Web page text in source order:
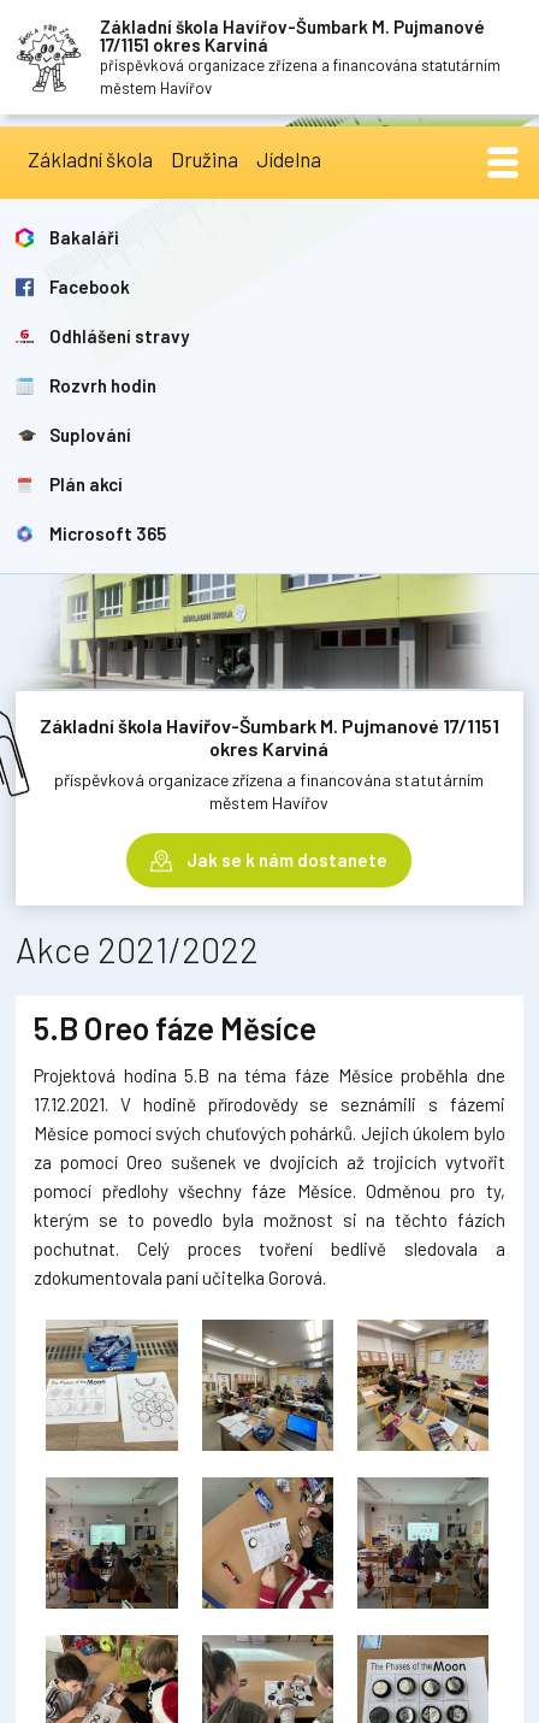
Základní škola Havířov-Šumbark M. Pujmanové
17/1151 okres Karviná
příspěvková organizace zřízena a financována statutárním
městem Havířov
Základní škola Družina Jídelna
Bakaláři
Facebook
Odhlášení stravy
Rozvrh hodin
Suplování
Plán akcí
Microsoft 365
Základní škola Havířov-Šumbark M. Pujmanové 17/1151
okres Karviná
příspěvková organizace zřízena a financována statutárním
městem Havířov
Jak se k nám dostanete
Akce 2021/2022
5.B Oreo fáze Měsíce
Projektová hodina 5.B na téma fáze Měsíce proběhla dne
17.12.2021. V hodině přírodovědy se seznámili s fázemi
Měsíce pomocí svých chuťových pohárků. Jejich úkolem bylo
za pomocí Oreo sušenek ve dvojicích až trojicích vytvořit
pomocí předlohy všechny fáze Měsíce. Odměnou pro ty,
kterým se to povedlo byla možnost si na těchto fázích
pochutnat. Celý proces tvoření bedlivě sledovala a
zdokumentovala paní učitelka Gorová.